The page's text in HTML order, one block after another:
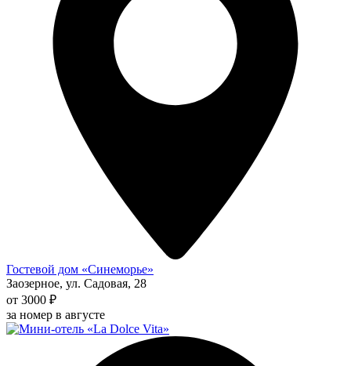
Гостевой дом «Синеморье»
Заозерное, ул. Садовая, 28
от 3000 ₽
за номер в августе